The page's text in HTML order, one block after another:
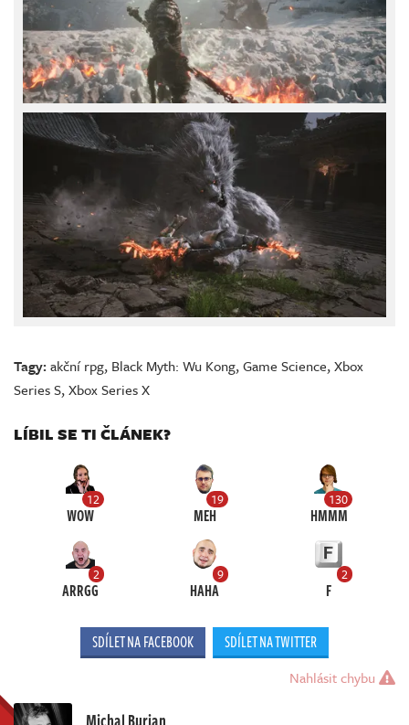
Tagy:akční rpg, Black Myth: Wu Kong,Game Science,Xbox
Series S,Xbox Series X
LÍBIL SE TI ČLÁNEK?
12
WOW
19
MEH
130
HMMM
2
ARRGG
9
HAHA
2
F
SDÍLET NA FACEBOOK SDÍLET NA TWITTER
Nahlásit chybu